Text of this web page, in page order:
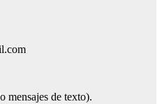
mensajes de texto).